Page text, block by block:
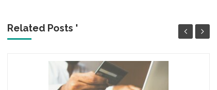
Related Posts '